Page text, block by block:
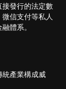
發行的法定數
信支付等私人
體系。
統產業構成威